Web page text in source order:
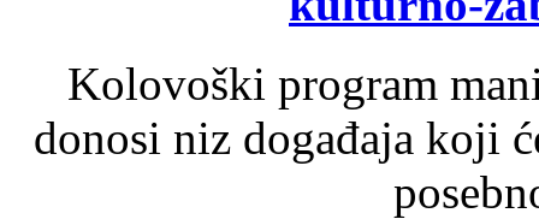
Kolovoški program
donosi niz događaja koji